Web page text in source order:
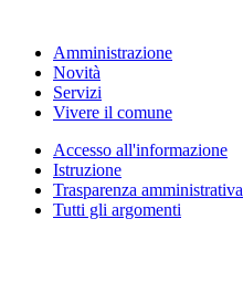
Amministrazione
Novità
Servizi
Vivere il comune
Accesso all'informazione
Istruzione
Trasparenza amministrativa
Tutti gli argomenti